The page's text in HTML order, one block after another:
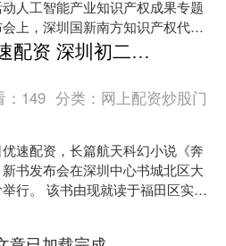
人工智能产业知识产权成果专题
上，深圳国新南方知识产权代理
司（以下简称“国新南方”）发布国
针对个人数据的....
优速配资 深圳初二生出版长篇科幻小说《奔月》
149 分类： 网上配资炒股门
速配资，长篇航天科幻小说《奔
新书发布会在深圳中心书城北区大
行。 该书由现就读于福田区实验